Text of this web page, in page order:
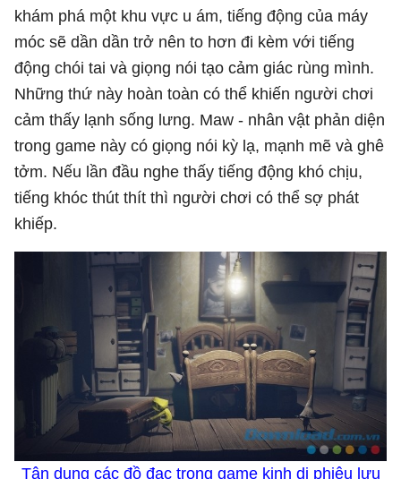
khám phá một khu vực u ám, tiếng động của máy
móc sẽ dần dần trở nên to hơn đi kèm với tiếng
động chói tai và giọng nói tạo cảm giác rùng mình.
Những thứ này hoàn toàn có thể khiến người chơi
cảm thấy lạnh sống lưng. Maw - nhân vật phản diện
trong game này có giọng nói kỳ lạ, mạnh mẽ và ghê
tởm. Nếu lần đầu nghe thấy tiếng động khó chịu,
tiếng khóc thút thít thì người chơi có thể sợ phát
khiếp.
Tận dụng các đồ đạc trong game kinh dị phiêu lưu